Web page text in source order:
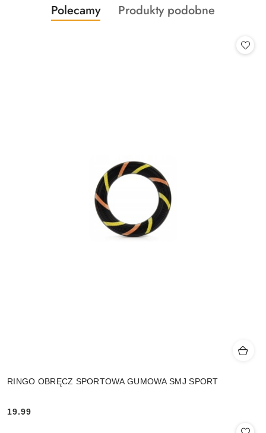
Pomiń karuzelę produktów
Produkty
o
Polecamy
Produkty
Produkty podobne
RINGO OBRĘCZ SPORTOWA GUMOWA SMJ SPORT
Cena:
19.99